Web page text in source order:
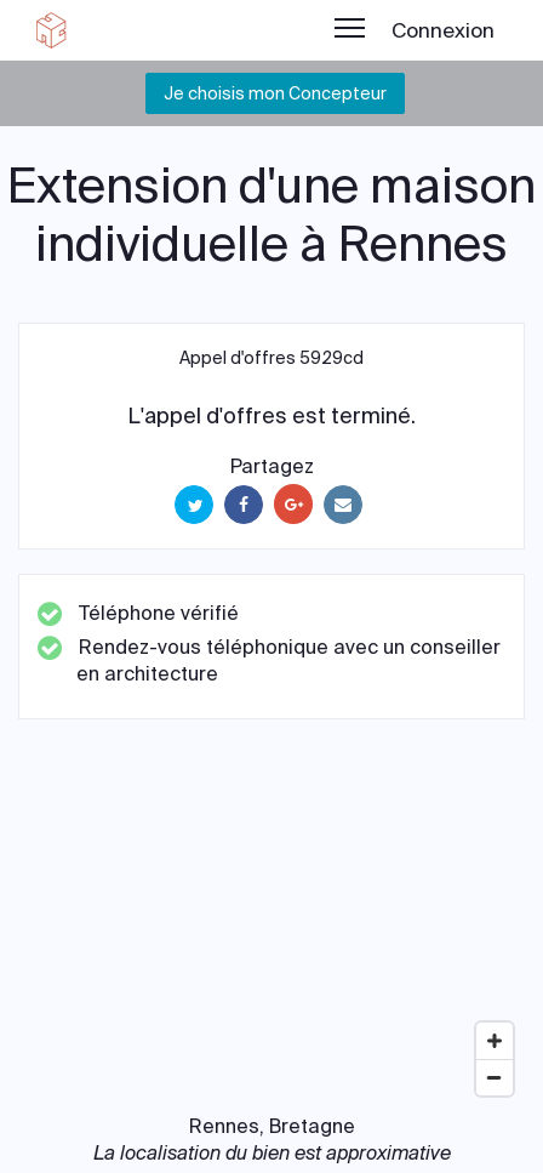
Connexion
Je choisis mon Concepteur
Extension d'une maison
individuelle à Rennes
Appel d'offres 5929cd
L'appel d'offres est terminé.
Partagez
Téléphone vérifié
Rendez-vous téléphonique avec un conseiller
en architecture
Rennes, Bretagne
La localisation du bien est approximative